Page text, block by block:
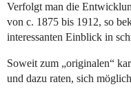
Verfolgt man die
von c. 1875 bis 1912, so
interessanten Einblick in
Soweit zum „originalen“
und dazu raten, sich